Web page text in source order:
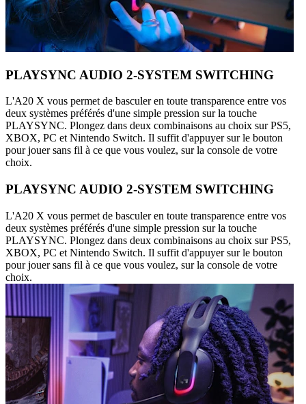
PLAYSYNC AUDIO 2-SYSTEM SWITCHING
L'A20 X vous permet de basculer en toute transparence entre vos
deux systèmes préférés d'une simple pression sur la touche
PLAYSYNC. Plongez dans deux combinaisons au choix sur PS5,
XBOX, PC et Nintendo Switch. Il suffit d'appuyer sur le bouton
pour jouer sans fil à ce que vous voulez, sur la console de votre
choix.
PLAYSYNC AUDIO 2-SYSTEM SWITCHING
L'A20 X vous permet de basculer en toute transparence entre vos
deux systèmes préférés d'une simple pression sur la touche
PLAYSYNC. Plongez dans deux combinaisons au choix sur PS5,
XBOX, PC et Nintendo Switch. Il suffit d'appuyer sur le bouton
pour jouer sans fil à ce que vous voulez, sur la console de votre
choix.